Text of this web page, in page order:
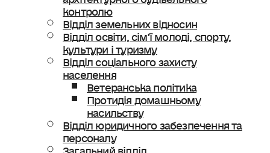
контролю
Відділ земельних відносин
Відділ освіти, сімʼї молоді, спорту,
культури і туризму
Відділ соціального захисту
населення
Ветеранська політика
Протидія домашньому
насильству
Відділ юридичного забезпечення та
персоналу
Загальний відділ